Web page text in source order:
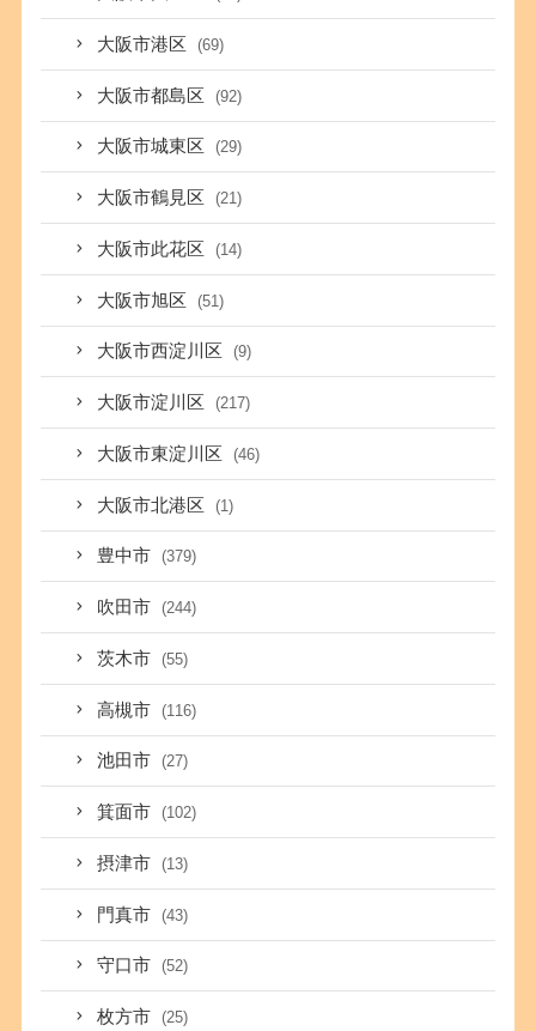
大阪市港区 (69)
大阪市都島区 (92)
大阪市城東区 (29)
大阪市鶴見区 (21)
大阪市此花区 (14)
大阪市旭区 (51)
大阪市西淀川区 (9)
大阪市淀川区 (217)
大阪市東淀川区 (46)
大阪市北港区 (1)
豊中市 (379)
吹田市 (244)
茨木市 (55)
高槻市 (116)
池田市 (27)
箕面市 (102)
摂津市 (13)
門真市 (43)
守口市 (52)
枚方市 (25)